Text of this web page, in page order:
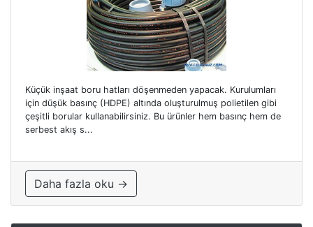
Küçük inşaat boru hatları döşenmeden yapacak. Kurulumları
için düşük basınç (HDPE) altında oluşturulmuş polietilen gibi
çeşitli borular kullanabilirsiniz. Bu ürünler hem basınç hem de
serbest akış s...
Daha fazla oku →